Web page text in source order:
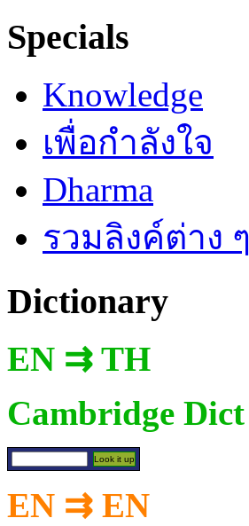
Specials
Knowledge
เพื่อกำลังใจ
Dharma
รวมลิงค์ต่าง ๆ
Dictionary
EN ⇉ TH
Cambridge Dict
EN ⇉ EN